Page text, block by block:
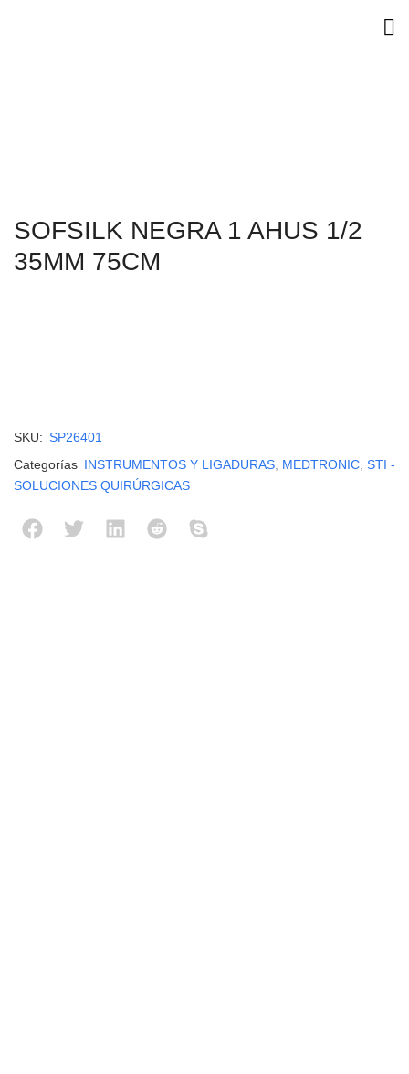
SOFSILK NEGRA 1 AHUS 1/2
35MM 75CM
SKU: SP26401
Categorías INSTRUMENTOS Y LIGADURAS, MEDTRONIC, STI -
SOLUCIONES QUIRÚRGICAS